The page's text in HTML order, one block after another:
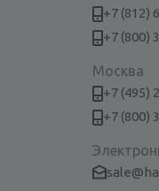
+7 (812)
+7 (800)
Москва
+7 (495)
+7 (800)